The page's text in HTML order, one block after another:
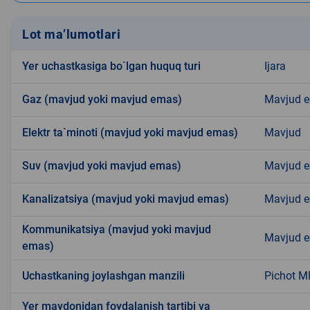
Lot ma’lumotlari
Yer uchastkasiga bo`lgan huquq turi Ijara
Gaz (mavjud yoki mavjud emas) Mavjud
Elektr ta`minoti (mavjud yoki mavjud emas) Mavjud
Suv (mavjud yoki mavjud emas) Mavjud
Kanalizatsiya (mavjud yoki mavjud emas) Mavjud
Kommunikatsiya (mavjud yoki mavjud
emas)
Mavjud
Uchastkaning joylashgan manzili Pichot
Yer maydonidan foydalanish tartibi va